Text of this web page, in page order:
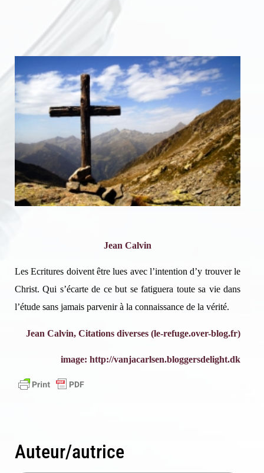
Jean Calvin
Les Ecritures doivent être lues avec l’intention d’y trouver le
Christ. Qui s’écarte de ce but se fatiguera toute sa vie dans
l’étude sans jamais parvenir à la connaissance de la vérité.
Jean Calvin, Citations diverses (le-refuge.over-blog.fr)
image: http://vanjacarlsen.bloggersdelight.dk
Auteur/autrice